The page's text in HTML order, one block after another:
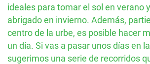
ideales para tomar el sol en verano
abrigado en invierno. Además,
centro de la urbe, es posible hacer
un día. Si vas a pasar unos días en
sugerimos una serie de recorridos